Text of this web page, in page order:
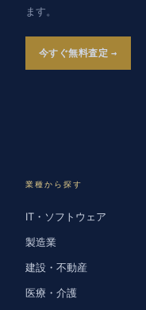
ます。
今すぐ無料査定
業種から探す
IT・ソフトウェア
製造業
建設・不動産
医療・介護